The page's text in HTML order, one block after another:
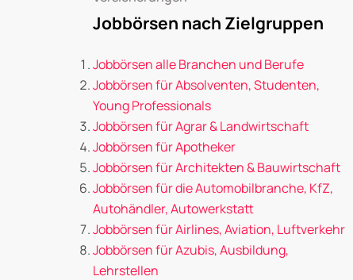
Jobbörsen nach Zielgruppen
Jobbörsen alle Branchen und Berufe
Jobbörsen für Absolventen, Studenten,
Young Professionals
Jobbörsen für Agrar & Landwirtschaft
Jobbörsen für Apotheker
Jobbörsen für Architekten & Bauwirtschaft
Jobbörsen für die Automobilbranche, KfZ,
Autohändler, Autowerkstatt
Jobbörsen für Airlines, Aviation, Luftverkehr
Jobbörsen für Azubis, Ausbildung,
Lehrstellen